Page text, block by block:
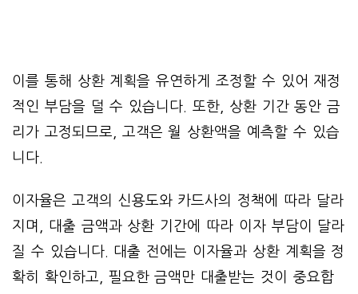
이를 통해 상환 계획을 유연하게 조정할 수 있어 재정
적인 부담을 덜 수 있습니다. 또한, 상환 기간 동안 금
리가 고정되므로, 고객은 월 상환액을 예측할 수 있습
니다.
이자율은 고객의 신용도와 카드사의 정책에 따라 달라
지며, 대출 금액과 상환 기간에 따라 이자 부담이 달라
질 수 있습니다. 대출 전에는 이자율과 상환 계획을 정
확히 확인하고, 필요한 금액만 대출받는 것이 중요합